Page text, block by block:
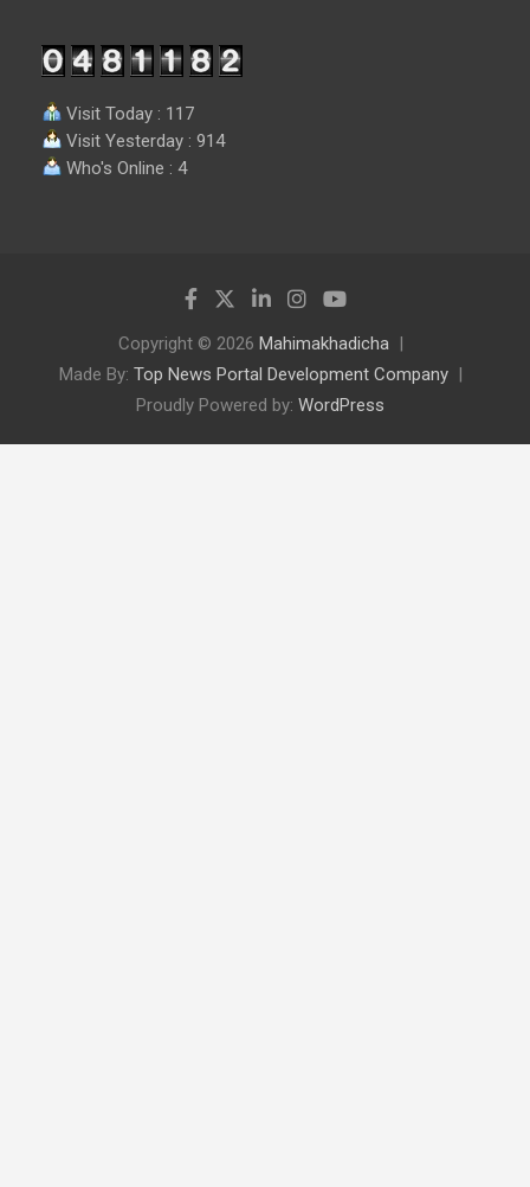
Visit Today : 117
Visit Yesterday : 914
Who's Online : 4
Copyright © 2026 Mahimakhadicha
Made By: Top News Portal Development Company
Proudly Powered by: WordPress